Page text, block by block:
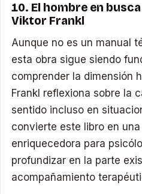
10. El hombre en
Viktor Frankl
Aunque no es un manual
esta obra sigue siendo
comprender la dimensión
Frankl reflexiona sobre la
sentido incluso en
convierte este libro en
enriquecedora para
profundizar en la parte
acompañamiento